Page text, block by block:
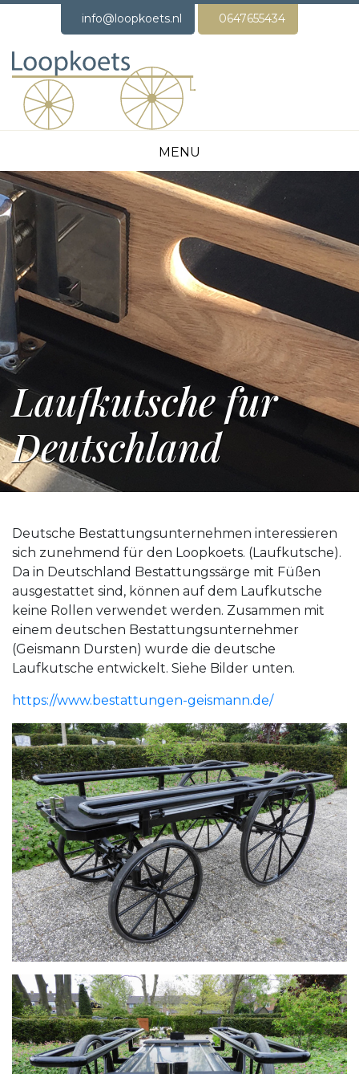
info@loopkoets.nl 0647655434
MENU
Laufkutsche fur
Deutschland
Deutsche Bestattungsunternehmen interessieren
sich zunehmend für den Loopkoets. (Laufkutsche).
Da in Deutschland Bestattungssärge mit Füßen
ausgestattet sind, können auf dem Laufkutsche
keine Rollen verwendet werden. Zusammen mit
einem deutschen Bestattungsunternehmer
(Geismann Dursten) wurde die deutsche
Laufkutsche entwickelt. Siehe Bilder unten.
https://www.bestattungen-geismann.de/